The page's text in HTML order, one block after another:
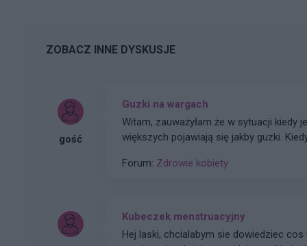
ZOBACZ INNE DYSKUSJE
gość
Guzki na wargach
Witam, zauważyłam że w sytuacji kiedy jestem podniecona na wargach sromowych mniejszych i
większych pojawiają się jakby guzki.
mniej to tych guzków po prostu nie ma.
Forum: Zdrowie kobiety
Kubeczek menstruacyjny
Hej laski, chcialabym sie dowiedziec